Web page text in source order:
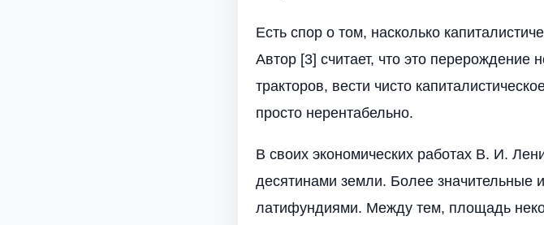
Есть спор о том, насколько
Автор [3] считает, что это
тракторов, вести чисто
просто нерентабельно.
В своих экономических работах В. И.
десятинами земли. Более значительные
латифундиями. Между тем, площадь